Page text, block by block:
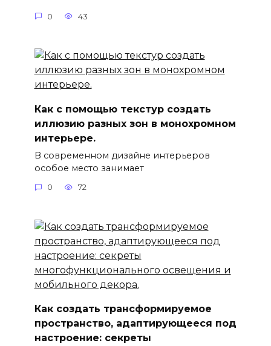
0 43
Как с помощью текстур создать
иллюзию разных зон в монохромном
интерьере.
В современном дизайне интерьеров
особое место занимает
0 72
Как создать трансформируемое
пространство, адаптирующееся под
настроение: секреты